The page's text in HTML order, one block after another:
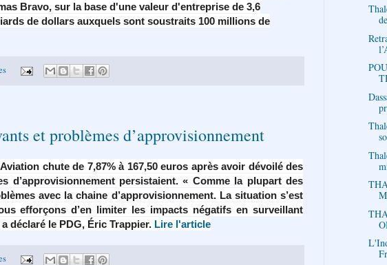
Bravo, sur la base d'une valeur d'entreprise de 3,6
de dollars auxquels sont soustraits 100 millions de
et problèmes d’approvisionnement
chute de 7,87% à 167,50 euros après avoir dévoilé des
d’approvisionnement persistaient. « Comme la plupart des
avec la chaine d’approvisionnement. La situation s’est
efforçons d’en limiter les impacts négatifs en surveillant
déclaré le PDG, Éric Trappier. Lire l'article